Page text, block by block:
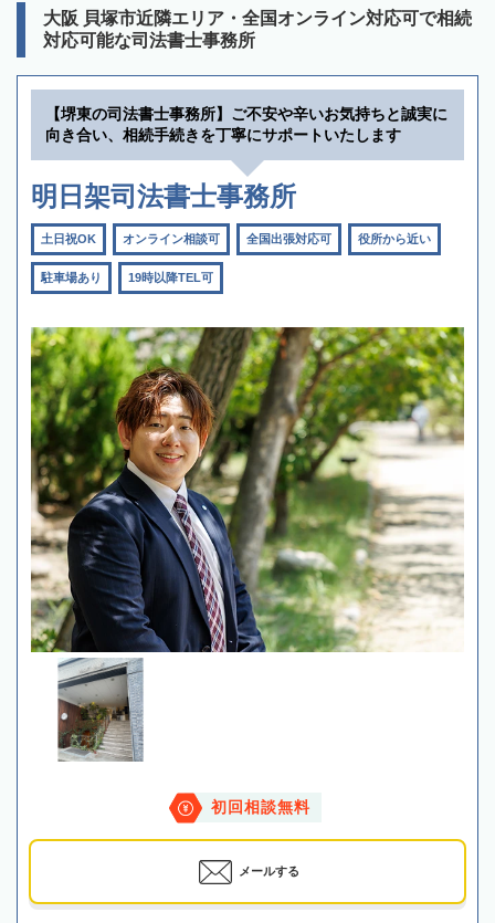
大阪 貝塚市近隣エリア・全国オンライン対応可で相続
対応可能な司法書士事務所
【堺東の司法書士事務所】ご不安や辛いお気持ちと誠実に
向き合い、相続手続きを丁寧にサポートいたします
明日架司法書士事務所
土日祝OK オンライン相談可 全国出張対応可 役所から近い
駐車場あり 19時以降TEL可
初回相談無料
メールする